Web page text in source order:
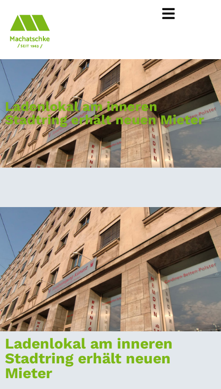
Ladenlokal am inneren
Stadtring erhält neuen Mieter
Ladenlokal am inneren
Stadtring erhält neuen
Mieter